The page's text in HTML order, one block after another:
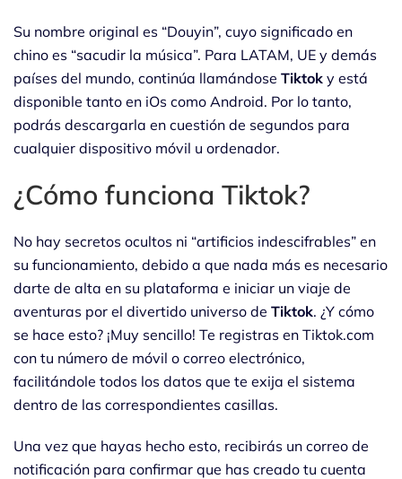
Su nombre original es “Douyin”, cuyo significado en
chino es “sacudir la música”. Para LATAM, UE y demás
países del mundo, continúa llamándose Tiktok y está
disponible tanto en iOs como Android. Por lo tanto,
podrás descargarla en cuestión de segundos para
cualquier dispositivo móvil u ordenador.
¿Cómo funciona Tiktok?
No hay secretos ocultos ni “artificios indescifrables” en
su funcionamiento, debido a que nada más es necesario
darte de alta en su plataforma e iniciar un viaje de
aventuras por el divertido universo de Tiktok. ¿Y cómo
se hace esto? ¡Muy sencillo! Te registras en Tiktok.com
con tu número de móvil o correo electrónico,
facilitándole todos los datos que te exija el sistema
dentro de las correspondientes casillas.
Una vez que hayas hecho esto, recibirás un correo de
notificación para confirmar que has creado tu cuenta